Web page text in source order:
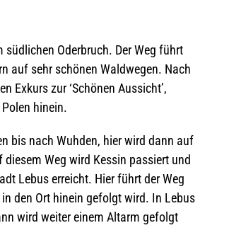
süd­li­chen Oder­bruch. Der Weg führt
auf sehr schö­nen Wald­we­gen. Nach
Exkurs zur ‘Schö­nen Aus­sicht’,
hinein.
bis nach Wuh­den, hier wird dann auf
Weg wird Kes­sin pas­siert und
Lebus erreicht. Hier führt der Weg
den Ort hin­ein gefolgt wird. In Lebus
wird wei­ter einem Alt­arm gefolgt